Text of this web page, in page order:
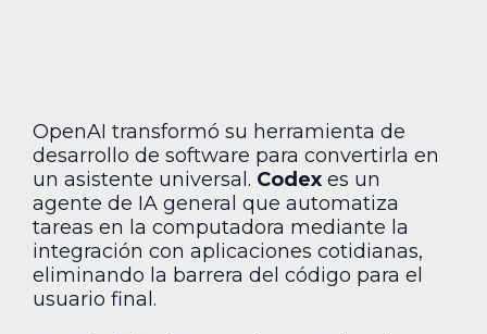
OpenAI transformó su herramienta de
desarrollo de software para convertirla en
un asistente universal. Codex es un
agente de IA general que automatiza
tareas en la computadora mediante la
integración con aplicaciones cotidianas,
eliminando la barrera del código para el
usuario final.